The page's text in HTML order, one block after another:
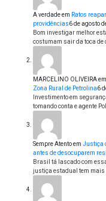
A verdadeem Ratos
providências6 de agosto
Bom investigar melhor
costumam sair da toca de
MARCELINO OLIVEIRAem
Zona Rural de Petrolina6
Investimento em
tomando conta e agente
Sempre Atentoem Justiça
antes de desocuparem
Brasil tá lascado com
justiça estadual tem mais